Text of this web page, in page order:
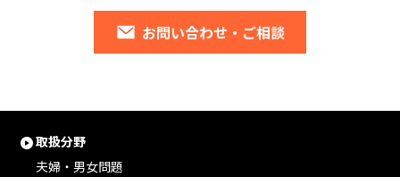
お問い合わせ・ご相談
取扱分野
夫婦・男女問題